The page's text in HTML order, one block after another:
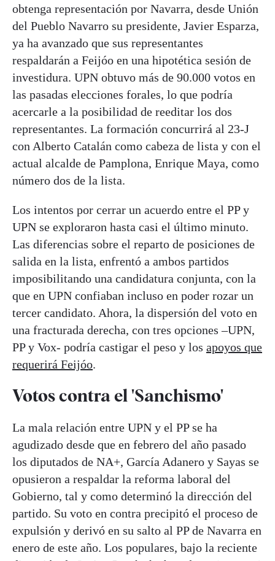
obtenga representación por Navarra, desde Unión
del Pueblo Navarro su presidente, Javier Esparza,
ya ha avanzado que sus representantes
respaldarán a Feijóo en una hipotética sesión de
investidura. UPN obtuvo más de 90.000 votos en
las pasadas elecciones forales, lo que podría
acercarle a la posibilidad de reeditar los dos
representantes. La formación concurrirá al 23-J
con Alberto Catalán como cabeza de lista y con el
actual alcalde de Pamplona, Enrique Maya, como
número dos de la lista.
Los intentos por cerrar un acuerdo entre el PP y
UPN se exploraron hasta casi el último minuto.
Las diferencias sobre el reparto de posiciones de
salida en la lista, enfrentó a ambos partidos
imposibilitando una candidatura conjunta, con la
que en UPN confiaban incluso en poder rozar un
tercer candidato. Ahora, la dispersión del voto en
una fracturada derecha, con tres opciones –UPN,
PP y Vox- podría castigar el peso y los apoyos que
requerirá Feijóo.
Votos contra el 'Sanchismo'
La mala relación entre UPN y el PP se ha
agudizado desde que en febrero del año pasado
los diputados de NA+, García Adanero y Sayas se
opusieron a respaldar la reforma laboral del
Gobierno, tal y como determinó la dirección del
partido. Su voto en contra precipitó el proceso de
expulsión y derivó en su salto al PP de Navarra en
enero de este año. Los populares, bajo la reciente